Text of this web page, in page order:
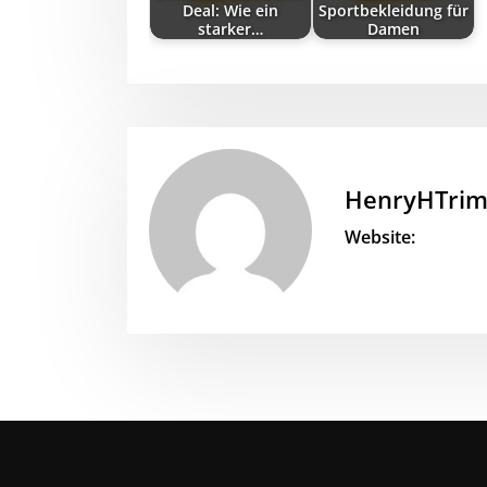
Deal: Wie ein
starker…
Sportbekleidung für
Damen
Website: